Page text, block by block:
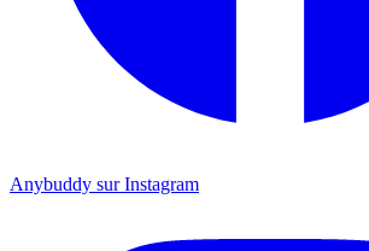
Anybuddy sur Instagram